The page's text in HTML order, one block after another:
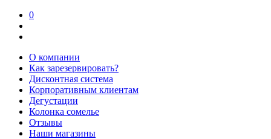
0
О компании
Как зарезервировать?
Дисконтная система
Корпоративным клиентам
Дегустации
Колонка сомелье
Отзывы
Наши магазины